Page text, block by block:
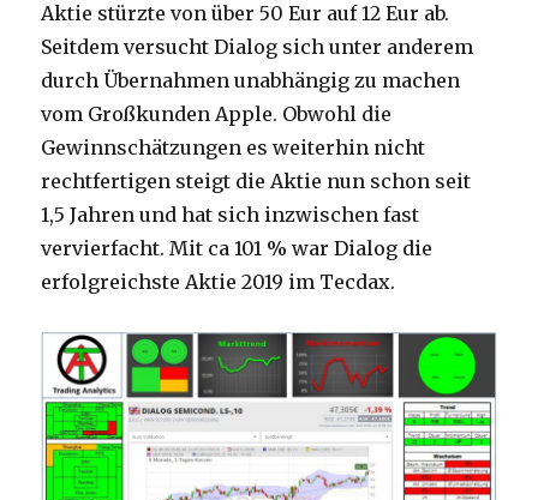
Aktie stürzte von über 50 Eur auf 12 Eur ab.
Seitdem versucht Dialog sich unter anderem
durch Übernahmen unabhängig zu machen
vom Großkunden Apple. Obwohl die
Gewinnschätzungen es weiterhin nicht
rechtfertigen steigt die Aktie nun schon seit
1,5 Jahren und hat sich inzwischen fast
vervierfacht. Mit ca 101 % war Dialog die
erfolgreichste Aktie 2019 im Tecdax.